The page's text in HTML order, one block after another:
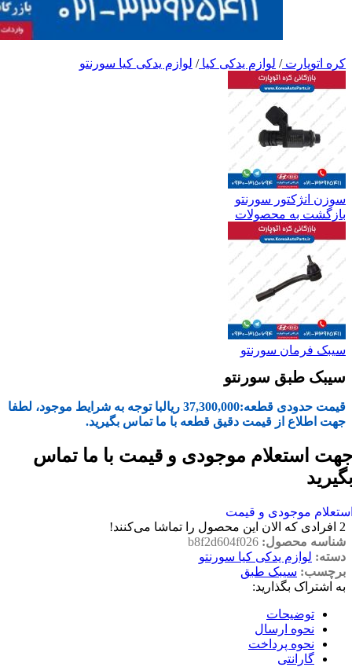
کره اتوپارت/ لوازم یدکی کیا/ لوازم یدکی کیا سورنتو
سوزن انژکتور سورنتو
بازگشت به محصولات
سیبک فرمان سورنتو
سیبک طبق سورنتو
قیمت حدودی قطعه:37,300,000 ریالبا توجه به شرایط موجود، لطفا
جهت اطلاع از قیمت دقیق قطعه با ما تماس بگیرید.
استعلام موجودی و قیمت با ما تماس
موجودی و قیمت
2 افرادی که الان این محصول را تماشا می‌کنند!
شناسه محصول: b8f2d604f026
دسته: لوازم یدکی کیا سورنتو
برچسب: سیبک طبق
به اشتراک بگذارید:
توضیحات
نحوه ارسال
نحوه پرداخت
گارانتی